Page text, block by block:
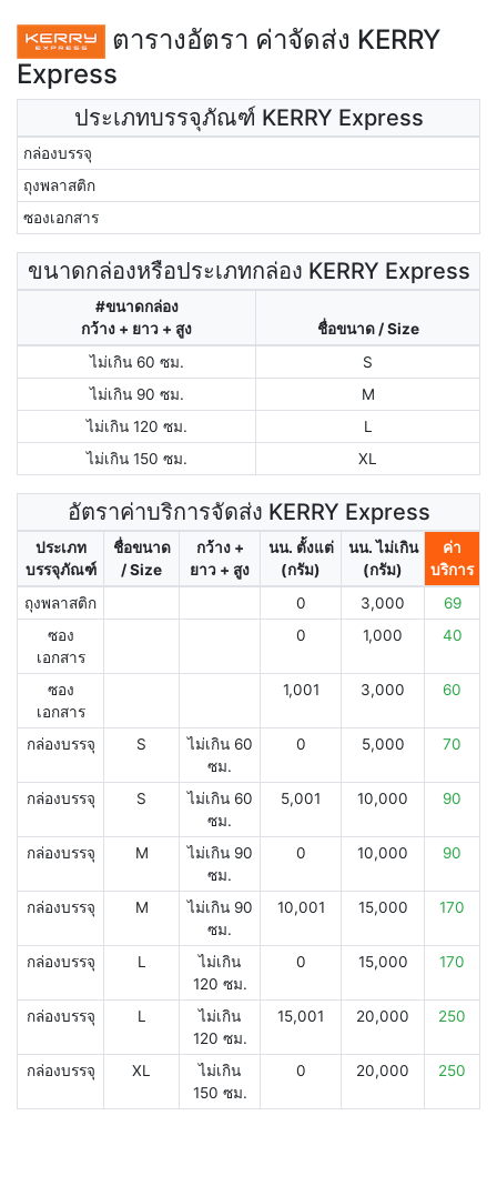
ตารางอัตรา ค่าจัดส่ง KERRY
Express
ประเภทบรรจุภัณฑ์ KERRY Express
กล่องบรรจุ
ถุงพลาสติก
ซองเอกสาร
ขนาดกล่องหรือประเภทกล่อง KERRY Express
#ขนาดกล่อง
กว้าง + ยาว + สูง
ชื่อขนาด / Size
ไม่เกิน 60 ซม.
S
ไม่เกิน 90 ซม.
M
ไม่เกิน 120 ซม.
L
ไม่เกิน 150 ซม.
XL
อัตราค่าบริการจัดส่ง KERRY Express
ประเภท
บรรจุภัณฑ์
ชื่อขนาด
/ Size
กว้าง +
ยาว + สูง
นน. ตั้งแต่
(กรัม)
นน. ไม่เกิน
(กรัม)
ค่า
บริการ
ถุงพลาสติก
0 3,000
69
ซอง
เอกสาร
0 1,000 40
ซอง
เอกสาร
1,001 3,000 60
กล่องบรรจุ S
ไม่เกิน 60
ซม.
0 5,000 70
กล่องบรรจุ S
ไม่เกิน 60
ซม.
5,001 10,000 90
กล่องบรรจุ M
ไม่เกิน 90
ซม.
0 10,000 90
กล่องบรรจุ M
ไม่เกิน 90
ซม.
10,001 15,000 170
กล่องบรรจุ L
ไม่เกิน
120 ซม.
0 15,000 170
กล่องบรรจุ L
ไม่เกิน
120 ซม.
15,001 20,000 250
กล่องบรรจุ XL
ไม่เกิน
150 ซม.
0 20,000 250